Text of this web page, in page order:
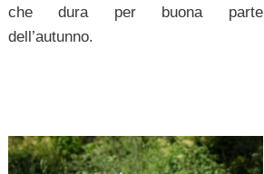
che dura per buona parte
dell’autunno.